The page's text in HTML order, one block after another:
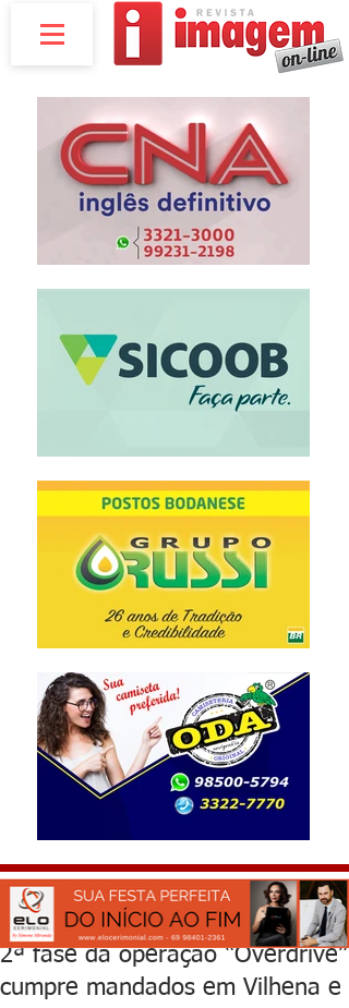
2ª fase da operação “Overdrive”
cumpre mandados em Vilhena e